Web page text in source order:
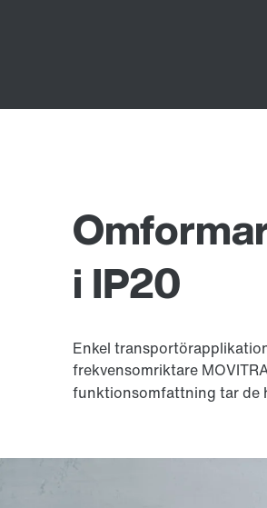
i IP20
Enkel
frekvensomriktare
funktionsomfattning tar de